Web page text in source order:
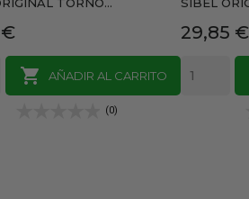
€

AÑADIR AL CARRITO
(0)
Precio
29,85 €